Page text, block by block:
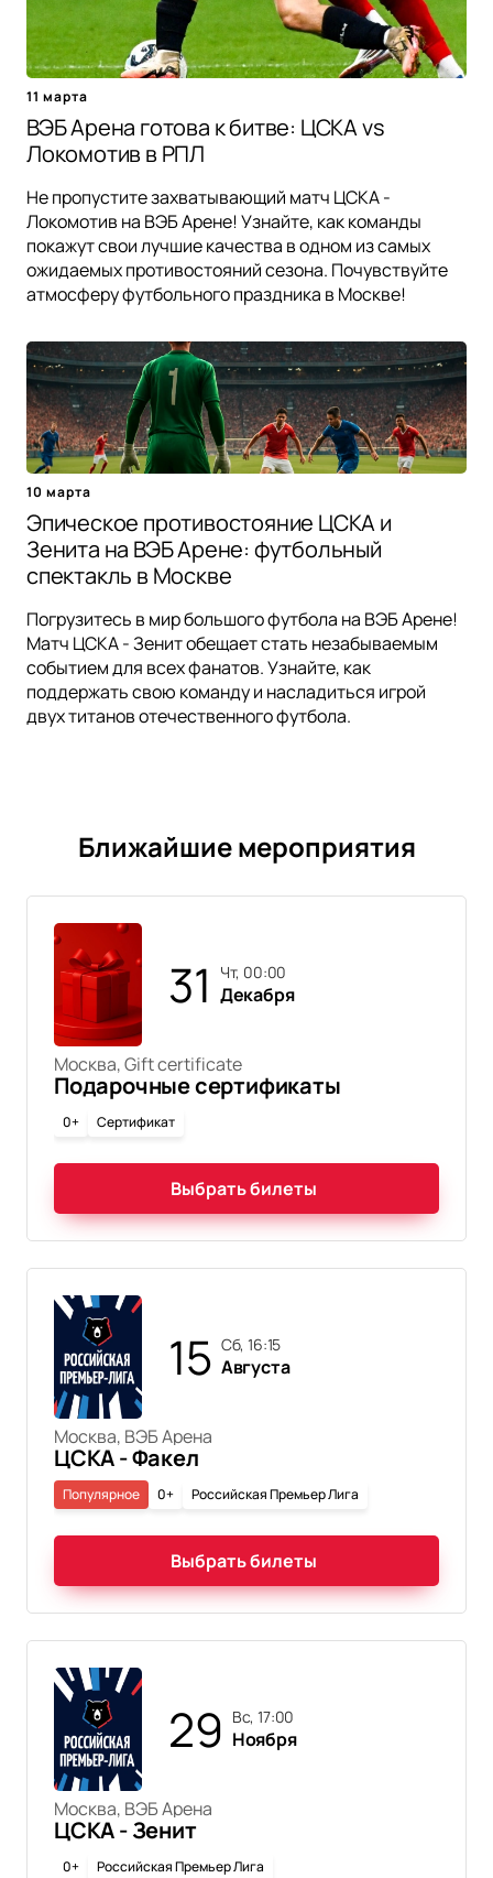
11 марта
ВЭБ Арена готова к битве: ЦСКА vs
Локомотив в РПЛ
Не пропустите захватывающий матч ЦСКА -
Локомотив на ВЭБ Арене! Узнайте, как команды
покажут свои лучшие качества в одном из самых
ожидаемых противостояний сезона. Почувствуйте
атмосферу футбольного праздника в Москве!
10 марта
Эпическое противостояние ЦСКА и
Зенита на ВЭБ Арене: футбольный
спектакль в Москве
Погрузитесь в мир большого футбола на ВЭБ Арене!
Матч ЦСКА - Зенит обещает стать незабываемым
событием для всех фанатов. Узнайте, как
поддержать свою команду и насладиться игрой
двух титанов отечественного футбола.
Ближайшие мероприятия
31 чт, 00:00
Декабря
Москва, Gift certificate
Подарочные сертификаты
0+ Сертификат
Выбрать билеты
15 сб, 16:15
Августа
Москва, ВЭБ Арена
ЦСКА - Факел
0+ Российская Премьер Лига
Популярное
Выбрать билеты
29 вс, 17:00
Ноября
Москва, ВЭБ Арена
ЦСКА - Зенит
0+ Российская Премьер Лига